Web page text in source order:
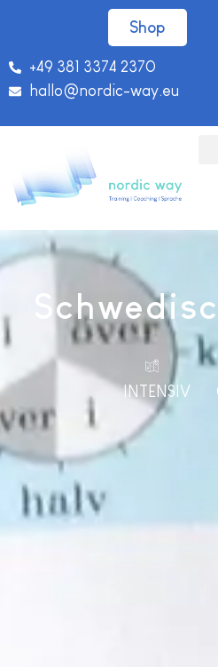
Shop
+49 381 3374 2370
hallo@nordic-way.eu
INTENSIV